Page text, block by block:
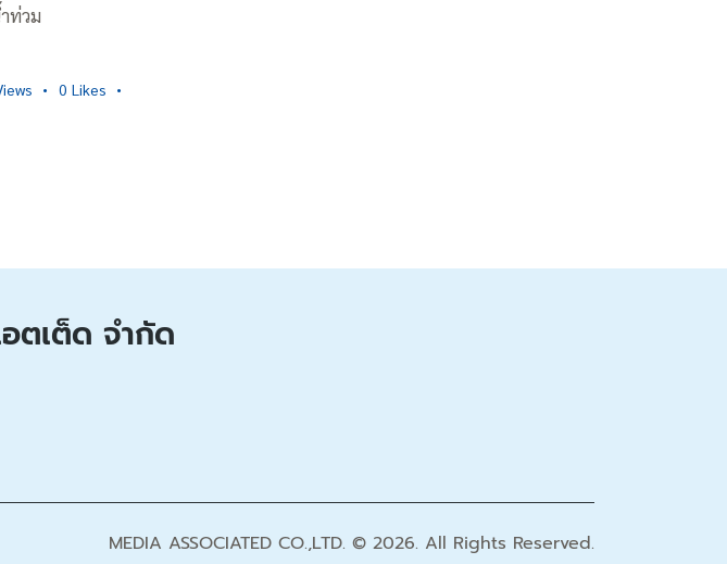
ท่วม
0 Likes
อตเต็ด จำกัด
MEDIA ASSOCIATED CO.,LTD. © 2026. All Rights Reserved.